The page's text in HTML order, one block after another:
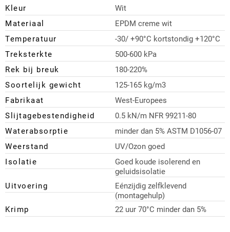
Kleur
Wit
Materiaal
EPDM creme wit
Temperatuur
-30/ +90°C kortstondig +120°C
Treksterkte
500-600 kPa
Rek bij breuk
180-220%
Soortelijk gewicht
125-165 kg/m3
Fabrikaat
West-Europees
Slijtagebestendigheid
0.5 kN/m NFR 99211-80
Waterabsorptie
minder dan 5% ASTM D1056-07
Weerstand
UV/Ozon goed
Isolatie
Goed koude isolerend en
geluidsisolatie
Uitvoering
Eénzijdig zelfklevend
(montagehulp)
Krimp
22 uur 70°C minder dan 5%